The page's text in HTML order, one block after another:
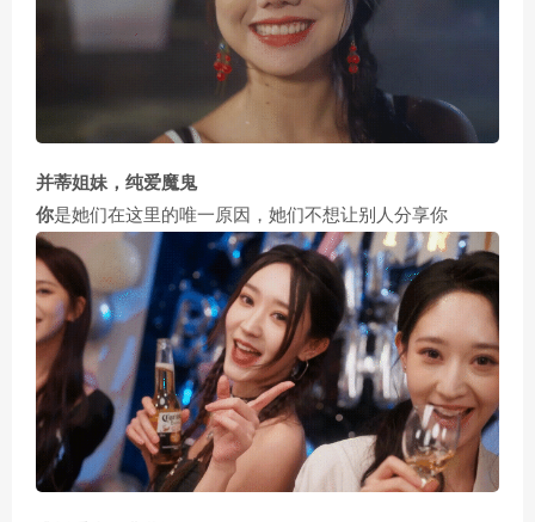
并蒂姐妹，纯爱魔鬼
你是她们在这里的唯一原因，她们不想让别人分享你